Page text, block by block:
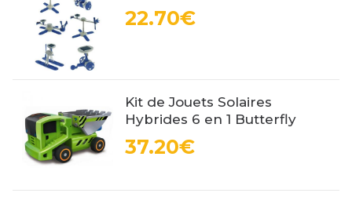
22.70€
Kit de Jouets Solaires
Hybrides 6 en 1 Butterfly
37.20€